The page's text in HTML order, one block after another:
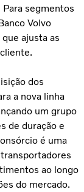
segmentos
Volvo
ajusta as
dos
a nova linha
um grupo
de duração e
é uma
ao longo
do mercado.